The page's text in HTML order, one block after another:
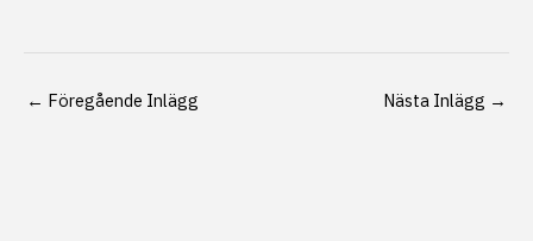
← Föregående Inlägg Nästa Inlägg →